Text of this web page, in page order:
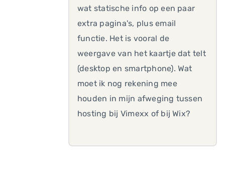
wat statische info op een paar
extra pagina's, plus email
functie. Het is vooral de
weergave van het kaartje dat telt
(desktop en smartphone). Wat
moet ik nog rekening mee
houden in mijn afweging tussen
hosting bij Vimexx of bij Wix?